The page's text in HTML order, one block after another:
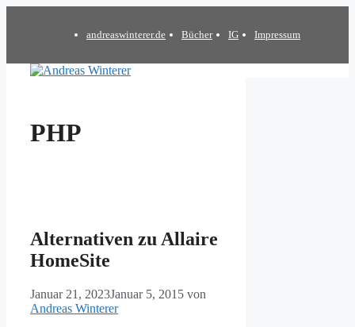
andreaswinterer.de Bücher IG Impressum
PHP
Alternativen zu Allaire
HomeSite
Januar 21, 2023Januar 5, 2015 von
Andreas Winterer